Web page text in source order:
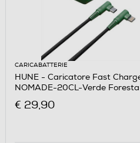
CARICABATTERIE
HUNE - Caricatore Fast
NOMADE-20CL-Verde Foresta
€ 29,90